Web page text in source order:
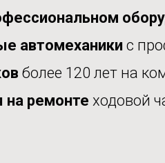
автомеханики с
более 120 лет на
на ремонте ходовой